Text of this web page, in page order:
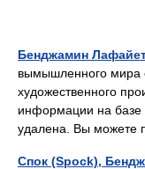
Бенджамин
вымышленного мира
художественного
информации на базе
удалена. Вы можете
Спок (Spock),